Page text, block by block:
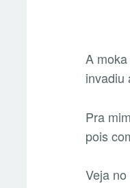
A
invadiu
Pra
pois
Veja